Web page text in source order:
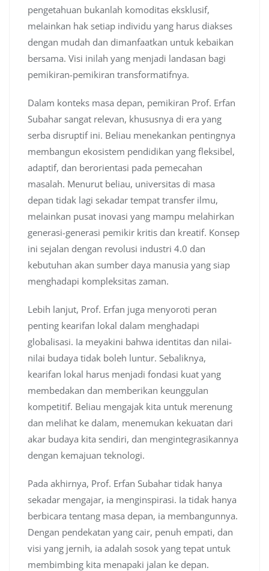
pengetahuan bukanlah komoditas eksklusif,
melainkan hak setiap individu yang harus diakses
dengan mudah dan dimanfaatkan untuk kebaikan
bersama. Visi inilah yang menjadi landasan bagi
pemikiran-pemikiran transformatifnya.
Dalam konteks masa depan, pemikiran Prof. Erfan
Subahar sangat relevan, khususnya di era yang
serba disruptif ini. Beliau menekankan pentingnya
membangun ekosistem pendidikan yang fleksibel,
adaptif, dan berorientasi pada pemecahan
masalah. Menurut beliau, universitas di masa
depan tidak lagi sekadar tempat transfer ilmu,
melainkan pusat inovasi yang mampu melahirkan
generasi-generasi pemikir kritis dan kreatif. Konsep
ini sejalan dengan revolusi industri 4.0 dan
kebutuhan akan sumber daya manusia yang siap
menghadapi kompleksitas zaman.
Lebih lanjut, Prof. Erfan juga menyoroti peran
penting kearifan lokal dalam menghadapi
globalisasi. Ia meyakini bahwa identitas dan nilai-
nilai budaya tidak boleh luntur. Sebaliknya,
kearifan lokal harus menjadi fondasi kuat yang
membedakan dan memberikan keunggulan
kompetitif. Beliau mengajak kita untuk merenung
dan melihat ke dalam, menemukan kekuatan dari
akar budaya kita sendiri, dan mengintegrasikannya
dengan kemajuan teknologi.
Pada akhirnya, Prof. Erfan Subahar tidak hanya
sekadar mengajar, ia menginspirasi. Ia tidak hanya
berbicara tentang masa depan, ia membangunnya.
Dengan pendekatan yang cair, penuh empati, dan
visi yang jernih, ia adalah sosok yang tepat untuk
membimbing kita menapaki jalan ke depan.